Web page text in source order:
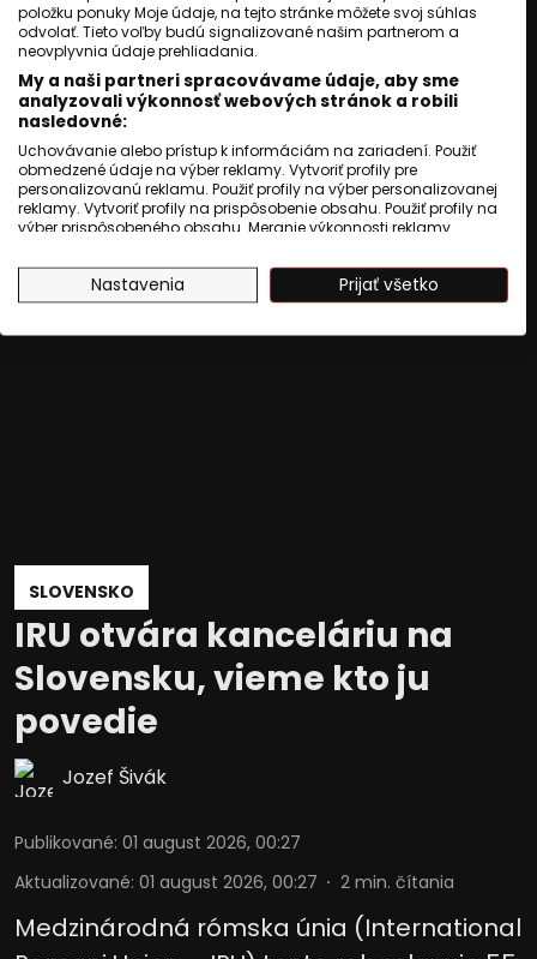
žije.
Aké dve poučenia z tohto obdobia
vyplývajú podľa Zuzany Kumanovej.
Čítaj viac
SLOVENSKO
IRU otvára kanceláriu na
Slovensku, vieme kto ju
povedie
Jozef Šivák
Publikované: 01 august 2026, 00:27
Aktualizované: 01 august 2026, 00:27 2 min. čítania
Medzinárodná rómska únia (International
položku ponuky Moje údaje, na tejto stránke môžete svoj súhlas
odvolať. Tieto voľby budú signalizované našim partnerom a
neovplyvnia údaje prehliadania.
My a naši partneri spracovávame údaje, aby sme
analyzovali výkonnosť webových stránok a robili
nasledovné:
Uchovávanie alebo prístup k informáciám na zariadení. Použiť
obmedzené údaje na výber reklamy. Vytvoriť profily pre
personalizovanú reklamu. Použiť profily na výber personalizovanej
reklamy. Vytvoriť profily na prispôsobenie obsahu. Použiť profily na
výber prispôsobeného obsahu. Meranie výkonnosti reklamy.
štatistík alebo spájania údajov z rôznych zdrojov. Vývoj a
zlepšovanie služieb. Použitie obmedzených údajov na výber
obsahu.
USA.
Použiť obmedzené údaje na výber
reklamy
reklamu
Použiť profily na výber personalizovanej
Vytvoriť profily na prispôsobenie
obsahu
Meranie výkonnosti reklamy
Nastavenia Prijať všetko